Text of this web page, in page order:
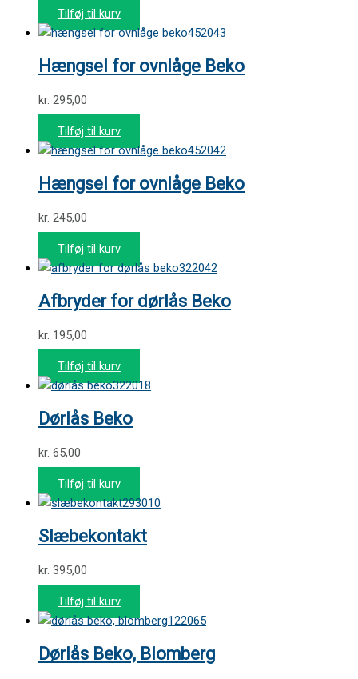
Tilføj til kurv
452043
Hængsel for ovnlåge Beko
kr. 295,00
Tilføj til kurv
452042
Hængsel for ovnlåge Beko
kr. 245,00
Tilføj til kurv
322042
Afbryder for dørlås Beko
kr. 195,00
Tilføj til kurv
322018
Dørlås Beko
kr. 65,00
Tilføj til kurv
293010
Slæbekontakt
kr. 395,00
Tilføj til kurv
122065
Dørlås Beko, Blomberg